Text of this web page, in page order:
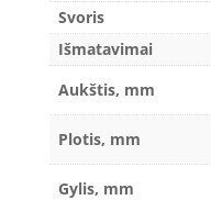
Svoris
Išmatavimai
Aukštis, mm
Plotis, mm
Gylis, mm